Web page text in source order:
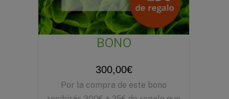
BONO
300,00€
Por la compra de este bono